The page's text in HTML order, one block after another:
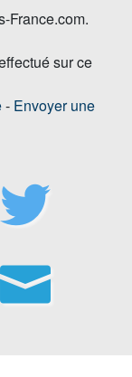
France.com.
sur ce
- Envoyer une